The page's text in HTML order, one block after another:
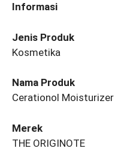
Informasi
Jenis Produk
Kosmetika
Nama Produk
Cerationol Moisturizer
Merek
THE ORIGINOTE